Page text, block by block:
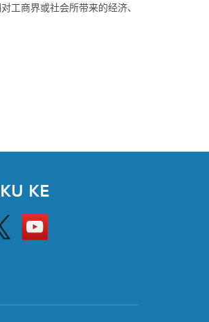
工商界或社会所带来的经济、
KE
Go
to
HKU